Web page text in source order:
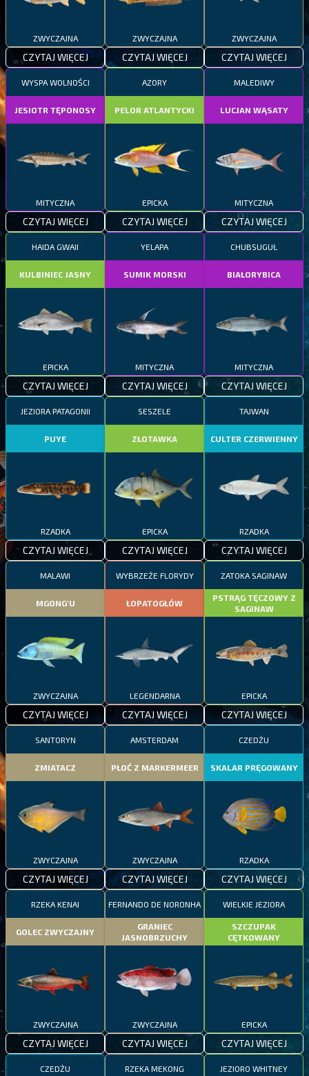
ZWYCZAJNA
CZYTAJ WIĘCEJ
ZWYCZAJNA
CZYTAJ WIĘCEJ
ZWYCZAJNA
CZYTAJ WIĘCEJ
WYSPA WOLNOŚCI
JESIOTR TĘPONOSY
MITYCZNA
CZYTAJ WIĘCEJ
AZORY
PELOR ATLANTYCKI
EPICKA
CZYTAJ WIĘCEJ
MALEDIWY
LUCJAN WĄSATY
MITYCZNA
CZYTAJ WIĘCEJ
HAIDA GWAII
KULBINIEC JASNY
EPICKA
CZYTAJ WIĘCEJ
YELAPA
SUMIK MORSKI
MITYCZNA
CZYTAJ WIĘCEJ
CHUBSUGUŁ
BIAŁORYBICA
MITYCZNA
CZYTAJ WIĘCEJ
JEZIORA PATAGONII
PUYE
RZADKA
CZYTAJ WIĘCEJ
SESZELE
ZŁOTAWKA
EPICKA
CZYTAJ WIĘCEJ
TAJWAN
CULTER CZERWIENNY
RZADKA
CZYTAJ WIĘCEJ
MALAWI
MGONG'U
ZWYCZAJNA
CZYTAJ WIĘCEJ
WYBRZEŻE FLORYDY
ŁOPATOGŁÓW
LEGENDARNA
CZYTAJ WIĘCEJ
ZATOKA SAGINAW
PSTRĄG TĘCZOWY Z
SAGINAW
EPICKA
CZYTAJ WIĘCEJ
SANTORYN
ZMIATACZ
ZWYCZAJNA
CZYTAJ WIĘCEJ
AMSTERDAM
PŁOĆ Z MARKERMEER
ZWYCZAJNA
CZYTAJ WIĘCEJ
CZEDŻU
SKALAR PRĘGOWANY
RZADKA
CZYTAJ WIĘCEJ
RZEKA KENAI
GOLEC ZWYCZAJNY
ZWYCZAJNA
CZYTAJ WIĘCEJ
FERNANDO DE NORONHA
GRANIEC
JASNOBRZUCHY
ZWYCZAJNA
CZYTAJ WIĘCEJ
WIELKIE JEZIORA
SZCZUPAK
CĘTKOWANY
EPICKA
CZYTAJ WIĘCEJ
CZEDŻU RZEKA MEKONG JEZIORO WHITNEY